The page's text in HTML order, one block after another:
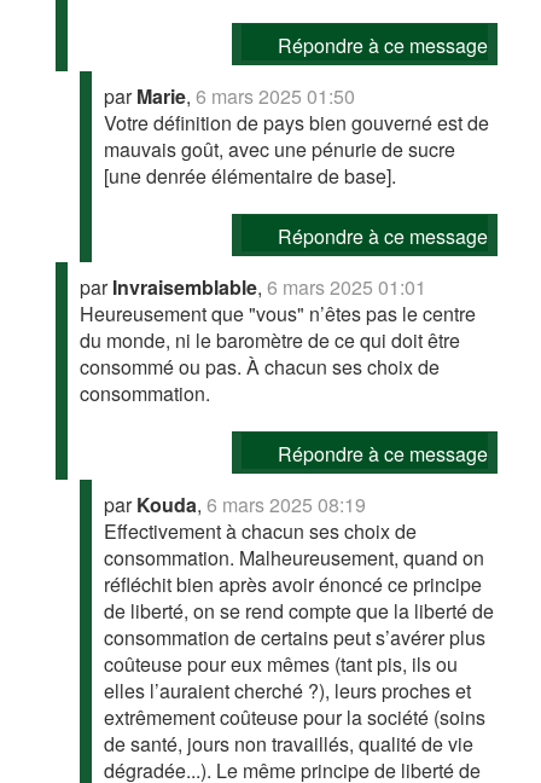
Répondre à ce message
parMarie,6 mars 2025 01:50
Votre définition de pays bien gouverné est de
mauvais goût, avec une pénurie de sucre
[une denrée élémentaire de base].
Répondre à ce message
parInvraisemblable,6 mars 2025 01:01
Heureusement que "vous" n’êtes pas le centre
du monde, ni le baromètre de ce qui doit être
consommé ou pas. À chacun ses choix de
consommation.
Répondre à ce message
parKouda,6 mars 2025 08:19
Effectivement à chacun ses choix de
consommation. Malheureusement, quand on
réfléchit bien après avoir énoncé ce principe
de liberté, on se rend compte que la liberté de
consommation de certains peut s’avérer plus
coûteuse pour eux mêmes (tant pis, ils ou
elles l’auraient cherché ?), leurs proches et
extrêmement coûteuse pour la société (soins
de santé, jours non travaillés, qualité de vie
dégradée...). Le même principe de liberté de